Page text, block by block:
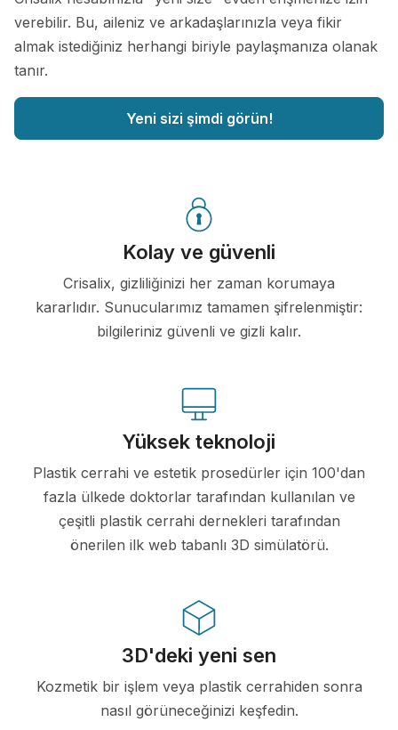
verebilir. Bu, aileniz ve arkadaşlarınızla veya fikir
almak istediğiniz herhangi biriyle paylaşmanıza olanak
tanır.
Yeni sizi şimdi görün!
Kolay ve güvenli
Crisalix, gizliliğinizi her zaman korumaya
kararlıdır. Sunucularımız tamamen şifrelenmiştir:
bilgileriniz güvenli ve gizli kalır.
Yüksek teknoloji
Plastik cerrahi ve estetik prosedürler için 100'dan
fazla ülkede doktorlar tarafından kullanılan ve
çeşitli plastik cerrahi dernekleri tarafından
önerilen ilk web tabanlı 3D simülatörü.
3D'deki yeni sen
Kozmetik bir işlem veya plastik cerrahiden sonra
nasıl görüneceğinizi keşfedin.